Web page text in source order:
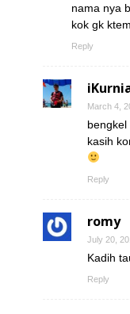
nama nya
kok gk
Reply
March 4,
kasih
Reply
romy
July 20,
Kadih
Reply